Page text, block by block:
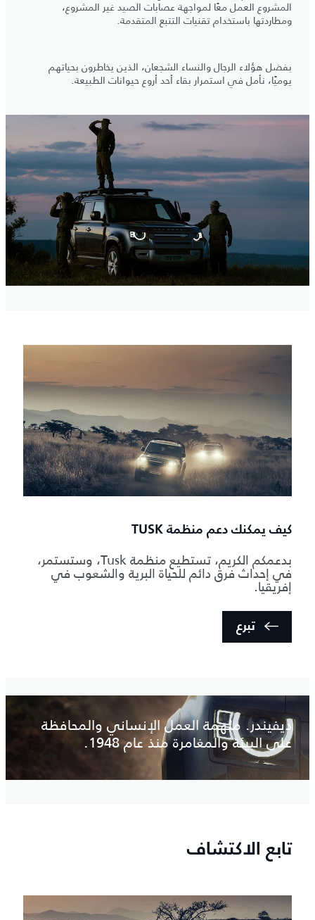
المشروع العمل معًا لمواجهة عصابات الصيد غير المشروع،
ومطاردتها باستخدام تقنيات التتبع المتقدمة.
بفضل هؤلاء الرجال والنساء الشجعان، الذين يخاطرون بحياتهم
يوميًا، نأمل في استمرار بقاء أحد أروع حيوانات الطبيعة.
كيف يمكنك دعم منظمة TUSK
بدعمكم الكريم، تستطيع منظمة Tusk، وستستمر،
في إحداث فرق دائم للحياة البرية والشعوب في
إفريقيا.
تبرع
ديفيندر. ملهمة العمل الإنساني والمحافظة
على البيئة والمغامرة منذ عام 1948.
تابع الاكتشاف